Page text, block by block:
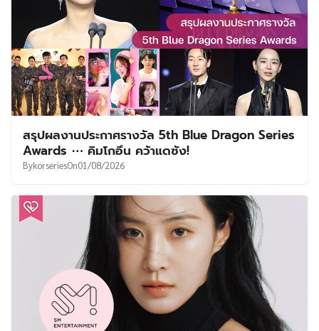
สรุปผลงานประกาศรางวัล 5th Blue Dragon Series
Awards ⋯ คิมโกอึน คว้าแดซัง!
BykorseriesOn01/08/2026